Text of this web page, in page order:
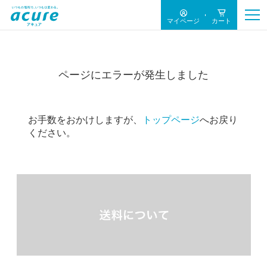
マイページ カート
ページにエラーが発生しました
お手数をおかけしますが、 トップページへお戻り
ください。